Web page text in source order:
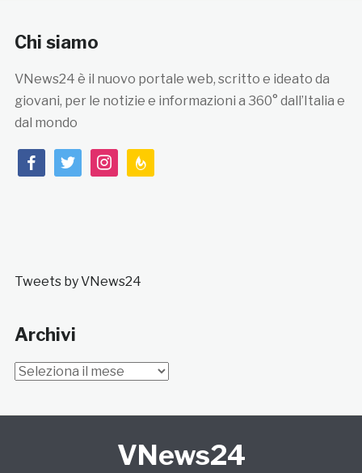
Chi siamo
VNews24 è il nuovo portale web, scritto e ideato da
giovani, per le notizie e informazioni a 360° dall’Italia e
dal mondo
facebooktwitterinstagramfeedburner
Tweets by VNews24
Archivi
Archivi
VNews24